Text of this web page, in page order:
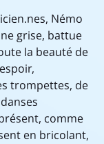
Némo
grise, battue
la beauté de
trompettes, de
comme
en bricolant,